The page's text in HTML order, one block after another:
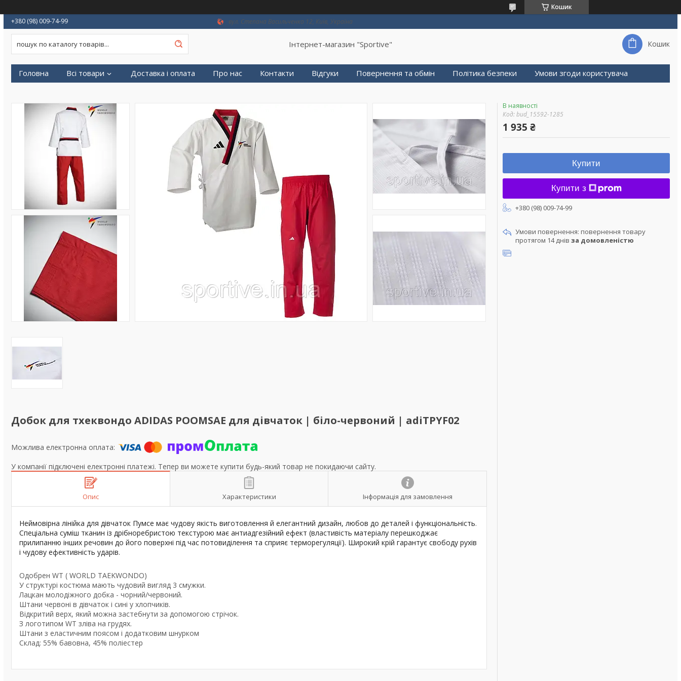
Кошик
+380 (98) 009-74-99
вул. Степана Васильченко 12, Київ, Україна
Інтернет-магазин "Sportive" Кошик
Головна Всі товари Доставка і оплата Про нас Контакти Відгуки Повернення та обмін Політика безпеки Умови згоди користувача
Добок для тхеквондо ADIDAS POOMSAE для дівчаток | біло-червоний | adiTPYF02
У компанії підключені електронні платежі. Тепер ви можете купити будь-який товар не покидаючи сайту.
Опис Характеристики Інформація для замовлення
Неймовірна лінійка для дівчаток Пумсе має чудову якість виготовлення й елегантний дизайн, любов до деталей і функціональність.
Спеціальна суміш тканин із дрібноребристою текстурою має антиадгезійний ефект (властивість матеріалу перешкоджає
прилипанню інших речовин до його поверхні під час потовиділення та сприяє терморегуляції). Широкий крій гарантує свободу рухів
і чудову ефективність ударів.
Одобрен WT ( WORLD TAEKWONDO)
У структурі костюма мають чудовий вигляд 3 смужки.
Лацкан молодіжного добка - чорний/червоний.
Штани червоні в дівчаток і сині у хлопчиків.
Відкритий верх, який можна застебнути за допомогою стрічок.
З логотипом WT зліва на грудях.
Штани з еластичним поясом і додатковим шнурком
Склад: 55% бавовна, 45% поліестер
В наявності
Код:bud_15592-1285
1 935 ₴
Купити
Купити з
+380 (98) 009-74-99
повернення товару
протягом 14 днів за домовленістю